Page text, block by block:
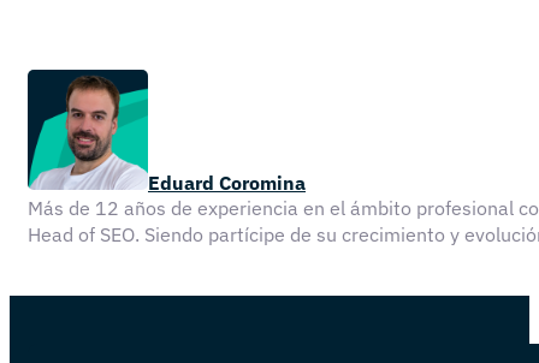
Eduard Coromina
Más de 12 años de experiencia en el ámbito profesional
Head of SEO. Siendo partícipe de su crecimiento y